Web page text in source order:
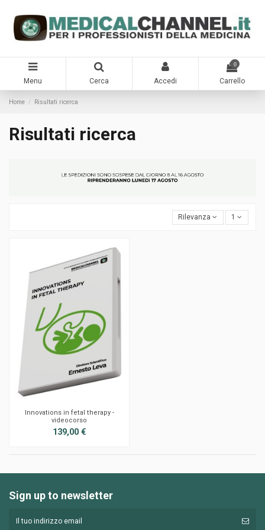
Menu Cerca Accedi
0
Carrello
Home Risultati ricerca
Risultati ricerca
Rilevanza 1
Innovations in fetal therapy -
videocorso
139,00 €
Sign up to newsletter